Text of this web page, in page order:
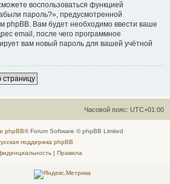
воспользоваться функцией
пароль?», предусмотренной
phpBB. Вам будет необходимо ввести ваше
email, после чего программное
вам новый пароль для вашей учётной
страницу
Часовой пояс: UTC+01:00
phpBB® Forum Software © phpBB Limited
поддержка phpBB
| Правила